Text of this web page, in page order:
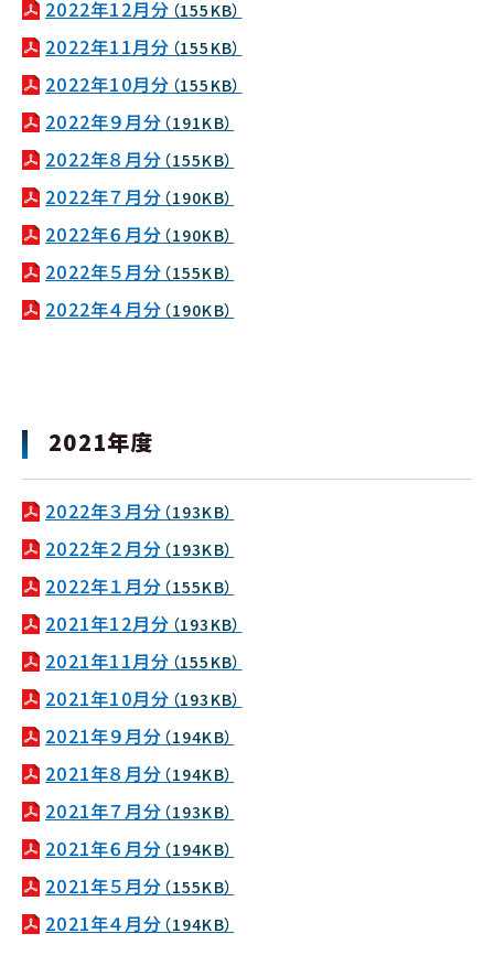
2022年12月分 （155KB）
2022年11月分 （155KB）
2022年10月分 （155KB）
2022年９月分 （191KB）
2022年８月分 （155KB）
2022年７月分 （190KB）
2022年６月分 （190KB）
2022年５月分 （155KB）
2022年４月分 （190KB）
2021年度
2022年３月分 （193KB）
2022年２月分 （193KB）
2022年１月分 （155KB）
2021年12月分 （193KB）
2021年11月分 （155KB）
2021年10月分 （193KB）
2021年９月分 （194KB）
2021年８月分 （194KB）
2021年７月分 （193KB）
2021年６月分 （194KB）
2021年５月分 （155KB）
2021年４月分 （194KB）